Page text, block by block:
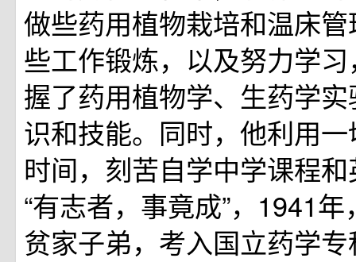
做些药用植物栽培和温床
些工作锻炼，以及努力学
握了药用植物学、生药学
识和技能。同时，他利用
时间，刻苦自学中学课程
“有志者，事竟成”，1941
贫家子弟，考入国立药学